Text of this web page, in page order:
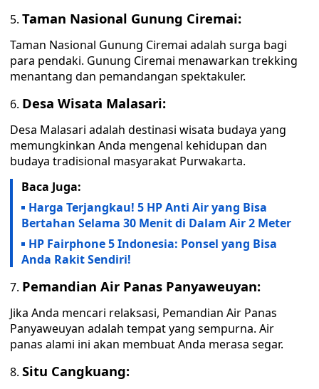
Taman Nasional Gunung Ciremai:
Taman Nasional Gunung Ciremai adalah surga bagi
para pendaki. Gunung Ciremai menawarkan trekking
menantang dan pemandangan spektakuler.
Desa Wisata Malasari:
Desa Malasari adalah destinasi wisata budaya yang
memungkinkan Anda mengenal kehidupan dan
budaya tradisional masyarakat Purwakarta.
Baca Juga:
Harga Terjangkau! 5 HP Anti Air yang Bisa
Bertahan Selama 30 Menit di Dalam Air 2 Meter
HP Fairphone 5 Indonesia: Ponsel yang Bisa
Anda Rakit Sendiri!
Pemandian Air Panas Panyaweuyan:
Jika Anda mencari relaksasi, Pemandian Air Panas
Panyaweuyan adalah tempat yang sempurna. Air
panas alami ini akan membuat Anda merasa segar.
Situ Cangkuang: